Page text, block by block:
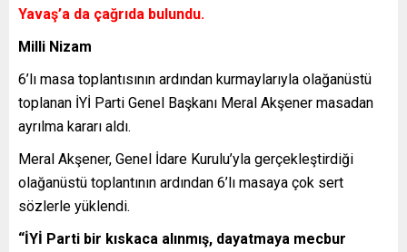
Yavaş’a da çağrıda bulundu.
Milli Nizam
6’lı masa toplantısının ardından kurmaylarıyla olağanüstü
toplanan İYİ Parti Genel Başkanı Meral Akşener masadan
ayrılma kararı aldı.
Meral Akşener, Genel İdare Kurulu’yla gerçekleştirdiği
olağanüstü toplantının ardından 6’lı masaya çok sert
sözlerle yüklendi.
“İYİ Parti bir kıskaca alınmış, dayatmaya mecbur